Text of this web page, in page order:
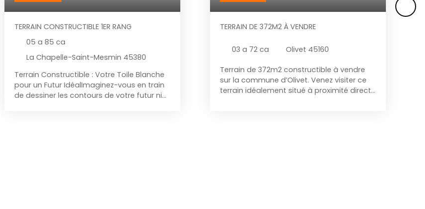
TERRAIN CONSTRUCTIBLE 1ER RANG
05 a 85 ca
La Chapelle-Saint-Mesmin 45380
Terrain Constructible : Votre Toile Blanche
pour un Futur IdéalImaginez-vous en train
de dessiner les contours de votre futur nid
TERRAIN DE 372M2 À VENDRE
03 a 72 ca Olivet 45160
Terrain de 372m2 constructible à vendre
sur la commune d’Olivet. Venez visiter ce
terrain idéalement situé à proximité directe